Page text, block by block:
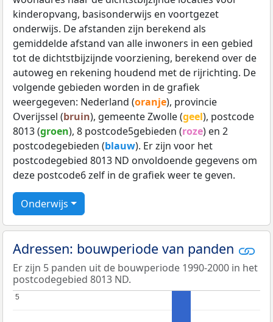
kinderopvang, basisonderwijs en voortgezet
onderwijs. De afstanden zijn berekend als
gemiddelde afstand van alle inwoners in een gebied
tot de dichtstbijzijnde voorziening, berekend over de
autoweg en rekening houdend met de rijrichting. De
volgende gebieden worden in de grafiek
weergegeven: Nederland (oranje), provincie
Overijssel (bruin), gemeente Zwolle (geel), postcode
8013 (groen), 8 postcode5gebieden (roze) en 2
postcodegebieden (blauw). Er zijn voor het
postcodegebied 8013 ND onvoldoende gegevens om
deze postcode6 zelf in de grafiek weer te geven.
Onderwijs
Adressen: bouwperiode van panden
Er zijn 5 panden uit de bouwperiode 1990-2000 in het
postcodegebied 8013 ND.
5
5